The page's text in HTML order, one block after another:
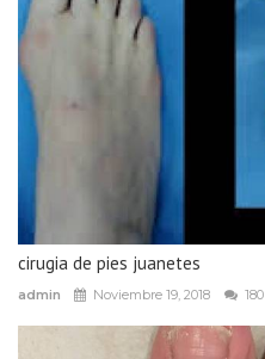
cirugia de pies juanetes
admin Noviembre 19, 2018 180